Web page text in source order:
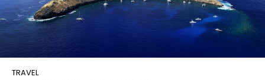
보물
TRAVEL